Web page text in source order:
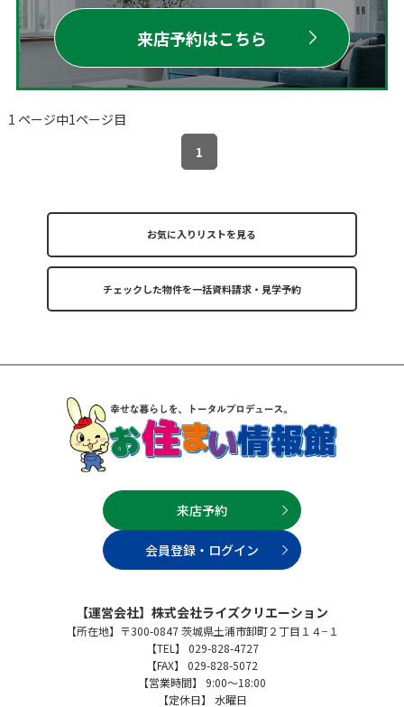
来店予約はこちら
1 ページ中1ページ目
1
お気に入りリストを見る
来店予約
会員登録・ログイン
【運営会社】株式会社ライズクリエーション
【所在地】〒300-0847 茨城県土浦市卸町２丁目１４−１
【TEL】 029-828-4727
【FAX】 029-828-5072
【営業時間】 9:00～18:00
【定休日】 水曜日